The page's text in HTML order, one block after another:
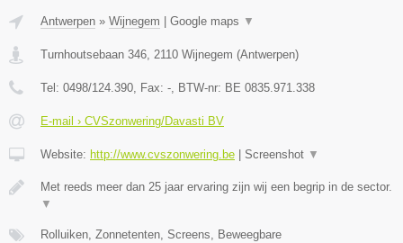
Antwerpen » Wijnegem | Google maps ▼
Turnhoutsebaan 346 2110 Wijnegem (Antwerpen)
Tel: 0498/124.390 , Fax: - , BTW-nr: BE 0835.971.338
E-mail › CVSzonwering/Davasti BV
Website: http://www.cvszonwering.be | Screenshot ▼
Met reeds meer dan 25 jaar ervaring zijn wij een begrip in de sector.
▼
Rolluiken, Zonnetenten, Screens, Beweegbare